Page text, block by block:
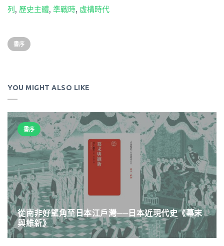
列, 歷史主體, 準戰時, 虛構時代
書序
YOU MIGHT ALSO LIKE
書序
從南非好望角至日本江戶灣──日本近現代史《幕末
與維新》